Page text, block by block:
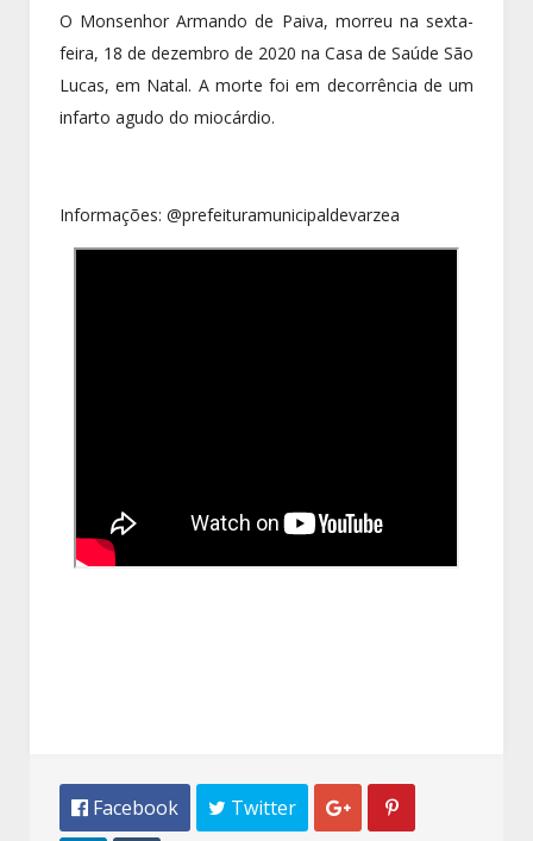
O Monsenhor Armando de Paiva, morreu na sexta-
feira, 18 de dezembro de 2020 na Casa de Saúde São
Lucas, em Natal. A morte foi em decorrência de um
infarto agudo do miocárdio.
Informações: @prefeituramunicipaldevarzea
 Facebook  Twitter  